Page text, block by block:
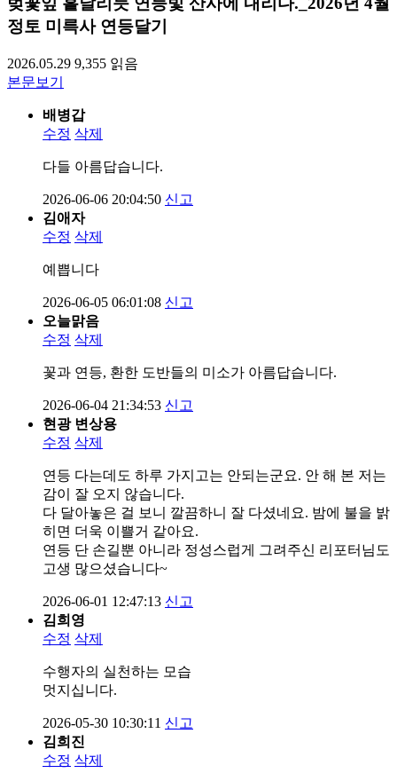
정토 미륵사 연등달기
2026.05.29 9,355 읽음
본문보기
배병갑
수정 삭제
다들 아름답습니다.
2026-06-06 20:04:50 신고
김애자
수정 삭제
예쁩니다
2026-06-05 06:01:08 신고
오늘맑음
수정 삭제
꽃과 연등, 환한 도반들의 미소가 아름답습니다.
2026-06-04 21:34:53 신고
현광 변상용
수정 삭제
연등 다는데도 하루 가지고는 안되는군요. 안 해 본 저는
감이 잘 오지 않습니다.
다 달아놓은 걸 보니 깔끔하니 잘 다셨네요. 밤에 불을 밝
히면 더욱 이쁠거 같아요.
연등 단 손길뿐 아니라 정성스럽게 그려주신 리포터님도
고생 많으셨습니다~
2026-06-01 12:47:13 신고
김희영
수정 삭제
수행자의 실천하는 모습
멋지십니다.
2026-05-30 10:30:11 신고
김희진
수정 삭제